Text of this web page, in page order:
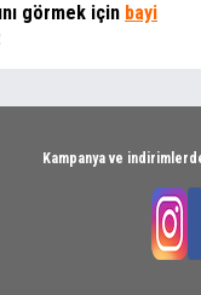
görmek için bayi
Kampanya ve